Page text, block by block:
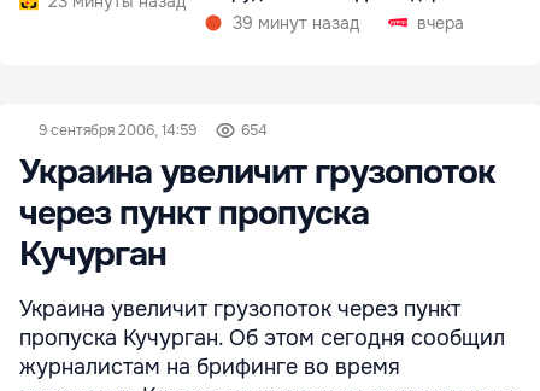
СИБ39 минут назад
вчера
9 сентября 2006, 14:59 654
Украина увеличит грузопоток
через пункт пропуска
Кучурган
Украина увеличит грузопоток через пункт
пропуска Кучурган. Об этом сегодня сообщил
журналистам на брифинге во время